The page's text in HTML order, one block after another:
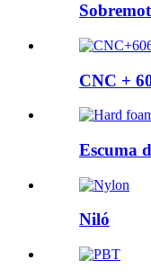
CNC +
Escuma
Niló